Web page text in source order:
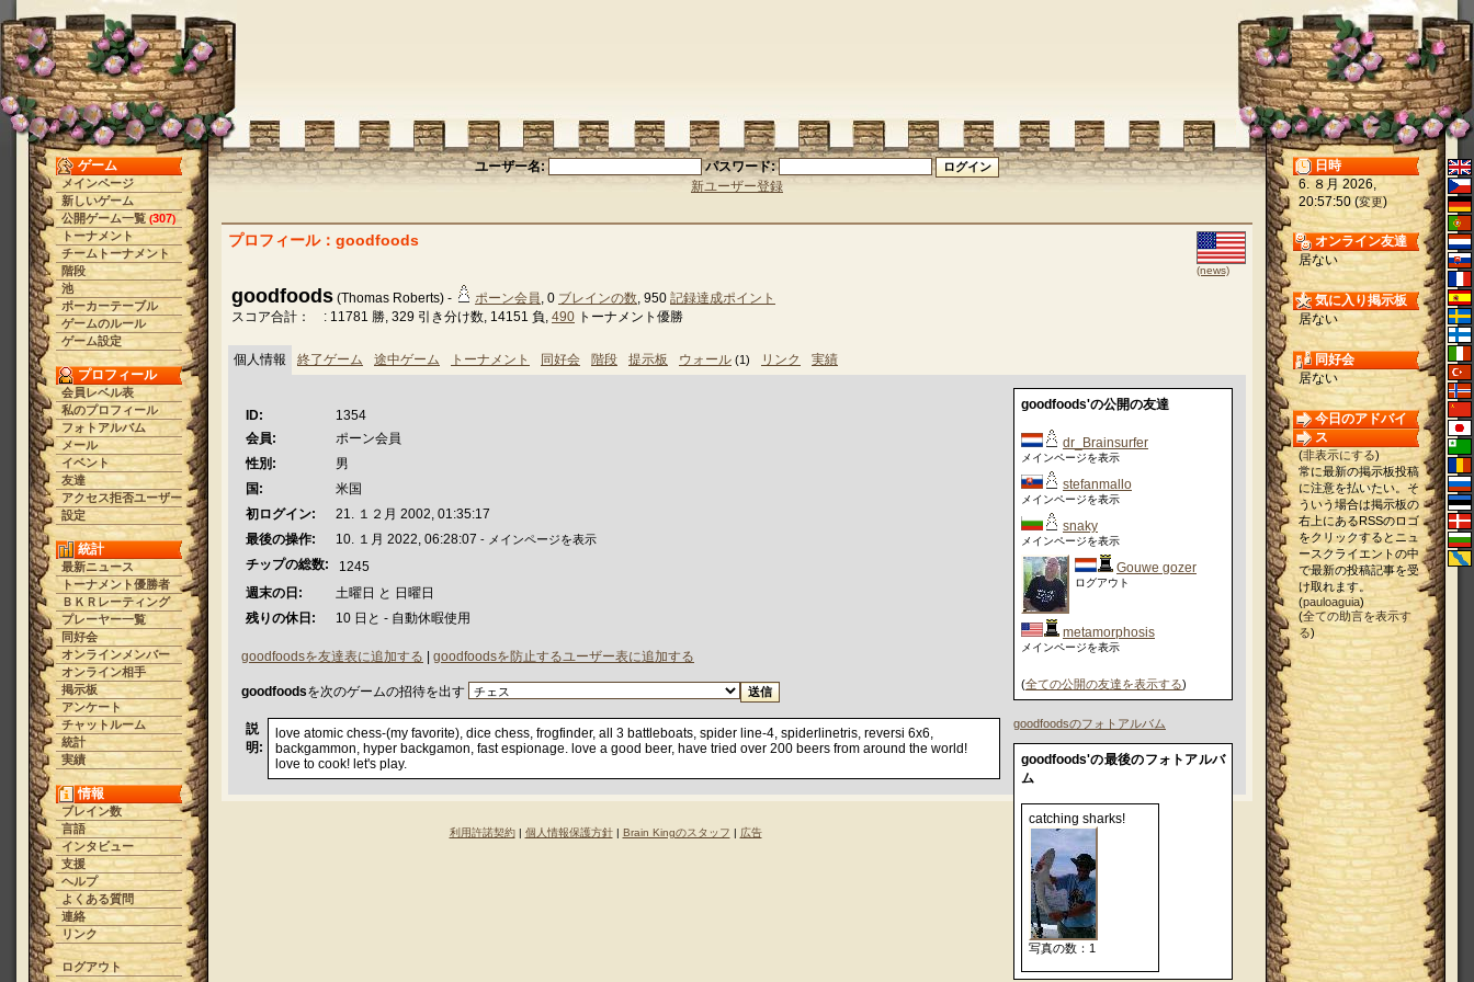
ゲーム
メインページ
新しいゲーム
公開ゲーム一覧 (307)
トーナメント
チームトーナメント
階段
池
ポーカーテーブル
ゲームのルール
ゲーム設定
プロフィール
会員レベル表
私のプロフィール
フォトアルバム
メール
イベント
友達
アクセス拒否ユーザー
設定
統計
最新ニュース
トーナメント優勝者
ＢＫＲレーティング
プレーヤー一覧
同好会
オンラインメンバー
オンライン相手
掲示板
アンケート
チャットルーム
統計
実績
情報
ブレイン数
言語
インタビュー
支援
ヘルプ
よくある質問
連絡
リンク
ログアウト
ユーザー名:
パスワード:
新ユーザー登録
(news)
プロフィール：goodfoods
goodfoods (Thomas Roberts) - ポーン会員, 0 ブレインの数, 950 記録達成ポイント
スコア合計： : 11781 勝, 329 引き分け数, 14151 負, 490 トーナメント優勝
個人情報 終了ゲーム 途中ゲーム トーナメント 同好会 階段 提示板 ウォール (1) リンク 実績
goodfoods'の公開の友達
dr_Brainsurfer
メインページを表示
stefanmallo
メインページを表示
snaky
メインページを表示
Gouwe gozer
ログアウト
metamorphosis
メインページを表示
(全ての公開の友達を表示する)
goodfoodsのフォトアルバム
goodfoods'の最後のフォトアルバ
ム
catching sharks!
写真の数：1
ID:
1354
会員:
ポーン会員
性別:
男
国:
米国
初ログイン:
21. １２月 2002, 01:35:17
最後の操作:
10. １月 2022, 06:28:07 - メインページを表示
チップの総数:
1245
週末の日:
土曜日 と 日曜日
残りの休日:
10 日と - 自動休暇使用
goodfoodsを友達表に追加する goodfoodsを防止するユーザー表に追加する
goodfoodsを次のゲームの招待を出す
説
明:
love atomic chess-(my favorite), dice chess, frogfinder, all 3 battleboats, spider line-4, spiderlinetris, reversi 6x6,
backgammon, hyper backgamon, fast espionage. love a good beer, have tried over 200 beers from around the world!
love to cook! let's play.
利用許諾契約| 個人情報保護方針| Brain Kingのスタッフ | 広告
日時
6. ８月 2026,
20:57:50 (変更)
オンライン友達
居ない
気に入り掲示板
居ない
同好会
居ない
今日のアドバイ
ス
(非表示にする)
常に最新の掲示板投稿
に注意を払いたい。そ
ういう場合は掲示板の
右上にあるRSSのロゴ
をクリックするとニュ
ースクライエントの中
で最新の投稿記事を受
け取れます。
(pauloaguia)
(全ての助言を表示す
る)